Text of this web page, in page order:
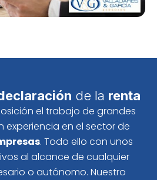
de la renta
el trabajo de grandes
experiencia en el sector de
. Todo ello con unos
al alcance de cualquier
o autónomo. Nuestro